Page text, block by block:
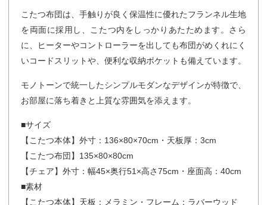
こたつ布団は、手触りが良く保温性に優れたフランネル生地
を両面に採用し、こたつ内をしっかりあたためます。さら
に、ヒーターやコントローラーを出しても布団がめくれにく
いコードスリットや、便利な収納ポケットも備えています。
モノトーンで統一したシンプルモダンなデザインが特徴で、
お部屋に落ち着きと上質な雰囲気を添えます。
■サイズ
【こたつ本体】外寸：136×80×70cm・天板厚：3cm
【こたつ布団】135×80×80cm
【チェア】外寸：幅45×奥行51×高さ75cm・座面高：40cm
■素材
【こたつ本体】天板：メラミン・フレーム：ラバーウッド